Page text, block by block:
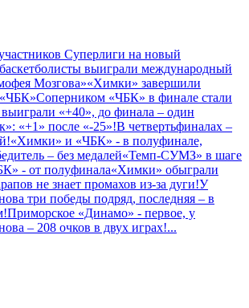
Cуперлиги на новый
выиграли международный
Мозгова»«Химки» завершили
Соперником «ЧБК» в финале стали
«+40», до финала – один
«+1» после «-25»!В четвертьфиналах –
«Химки» и «ЧБК» - в полуфинале,
– без медалей«Темп-СУМЗ» в шаге
- от полуфинала«Химки» обыграли
не знает промахов из-за дуги!У
три победы подряд, последняя – в
Приморское «Динамо» - первое, у
– 208 очков в двух играх!...